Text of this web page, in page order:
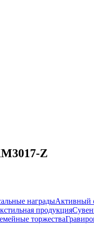
Z
наградыАктивный
продукция
торжества